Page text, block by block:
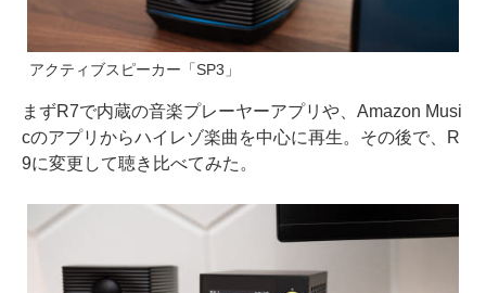
アクティブスピーカー「SP3」
まずR7で内蔵の音楽プレーヤーアプリや、Amazon Musi
cのアプリからハイレゾ楽曲を中心に再生。その後で、R
9に変更して聴き比べてみた。